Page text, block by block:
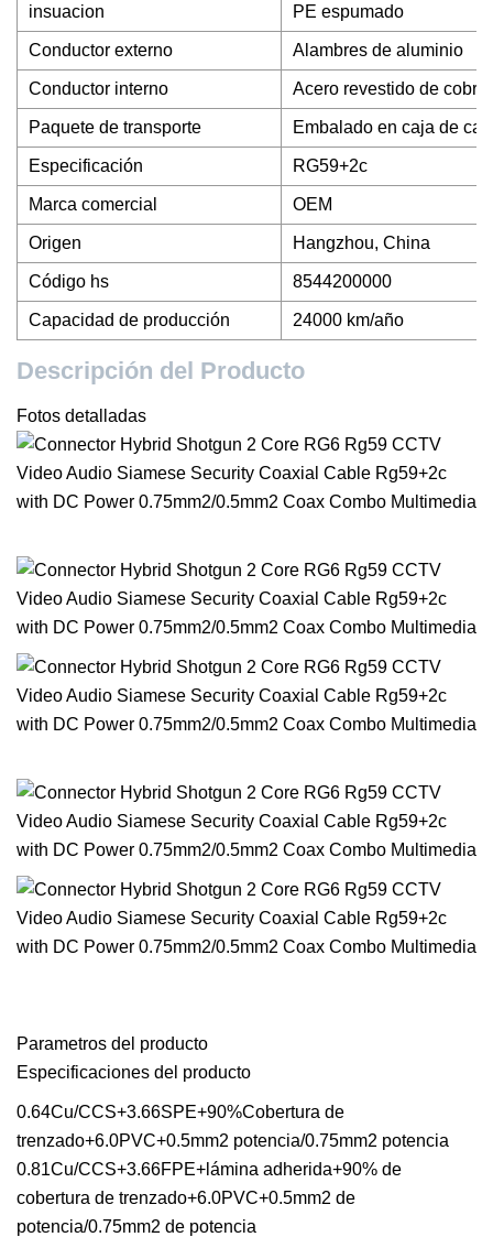
insuacion PE espumado
Conductor externo Alambres de aluminio
Conductor interno Acero revestido de cobre
Paquete de transporte Embalado en caja de
Especificación RG59+2c
Marca comercial OEM
Origen Hangzhou, China
Código hs 8544200000
Capacidad de producción 24000 km/año
Descripción del Producto
Fotos detalladas
Parametros del producto
Especificaciones del producto
0.64Cu/CCS+3.66SPE+90%Cobertura de
trenzado+6.0PVC+0.5mm2 potencia/0.75mm2 potencia
0.81Cu/CCS+3.66FPE+lámina adherida+90% de
cobertura de trenzado+6.0PVC+0.5mm2 de
potencia/0.75mm2 de potencia